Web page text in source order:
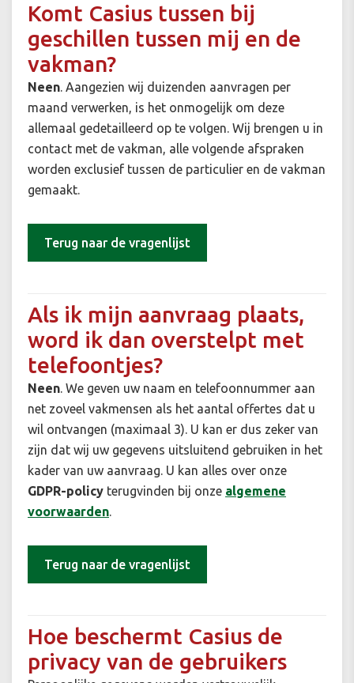
Komt Casius tussen bij
geschillen tussen mij en de
vakman?
Neen. Aangezien wij duizenden aanvragen per
maand verwerken, is het onmogelijk om deze
allemaal gedetailleerd op te volgen. Wij brengen u in
contact met de vakman, alle volgende afspraken
worden exclusief tussen de particulier en de vakman
gemaakt.
Terug naar de vragenlijst
Als ik mijn aanvraag plaats,
word ik dan overstelpt met
telefoontjes?
Neen. We geven uw naam en telefoonnummer aan
net zoveel vakmensen als het aantal offertes dat u
wil ontvangen (maximaal 3). U kan er dus zeker van
zijn dat wij uw gegevens uitsluitend gebruiken in het
kader van uw aanvraag. U kan alles over onze
GDPR-policy terugvinden bij onze algemene
voorwaarden.
Terug naar de vragenlijst
Hoe beschermt Casius de
privacy van de gebruikers